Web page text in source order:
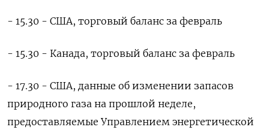
- 15.30 - США, торговый баланс за февраль
- 15.30 - Канада, торговый баланс за февраль
- 17.30 - США, данные об изменении запасов
природного газа на прошлой неделе,
предоставляемые Управлением энергетической